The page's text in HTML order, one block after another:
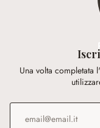
Una volta
Indirizzo e-mail